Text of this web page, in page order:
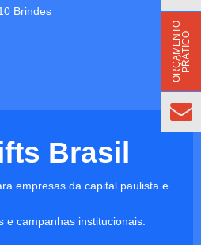
Brindes
Brasil
empresas da capital paulista e
e campanhas institucionais.
O
R
Ç
A
M
E
N
T
O
P
R
Á
T
I
CO